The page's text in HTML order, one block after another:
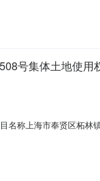
124）；联系地址
号集体土地使用
名称上海市奉贤区柘
（上海市云岭东路689